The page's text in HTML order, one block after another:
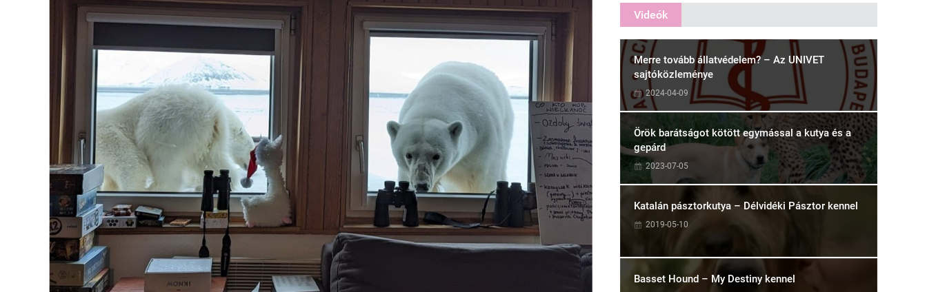
Videók
Merre tovább állatvédelem? – Az UNIVET
sajtóközleménye
2024-04-09
Örök barátságot kötött egymással a kutya és a
gepárd
2023-07-05
Katalán pásztorkutya – Délvidéki Pásztor kennel
2019-05-10
Basset Hound – My Destiny kennel